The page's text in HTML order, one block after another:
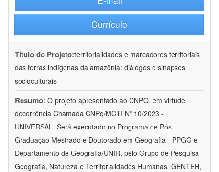
Currículo
Título do Projeto:territorialidades e marcadores territoriais
das terras indígenas da amazônia: diálogos e sinapses
socioculturais
Resumo: O projeto apresentado ao CNPQ, em virtude
decorrência Chamada CNPq/MCTI Nº 10/2023 -
UNIVERSAL. Será executado no Programa de Pós-
Graduação Mestrado e Doutorado em Geografia - PPGG e
Departamento de Geografia/UNIR, pelo Grupo de Pesquisa
Geografia, Natureza e Territorialidades Humanas  GENTEH,